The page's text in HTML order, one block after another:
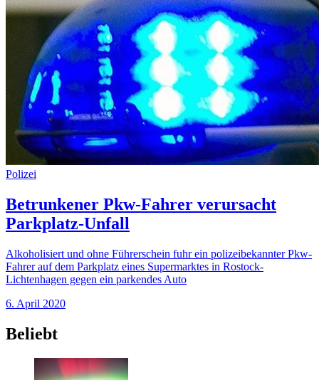
Polizei
Betrunkener Pkw-Fahrer verursacht
Parkplatz-Unfall
Alkoholisiert und ohne Führerschein fuhr ein polizeibekannter Pkw-
Fahrer auf dem Parkplatz eines Supermarktes in Rostock-
Lichtenhagen gegen ein parkendes Auto
6. April 2020
Beliebt